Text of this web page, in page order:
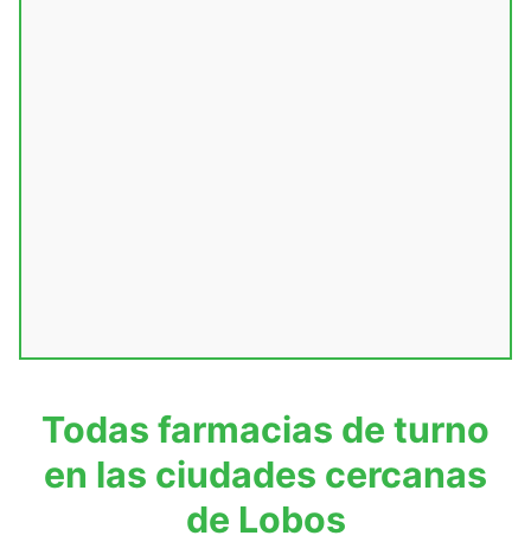
Todas farmacias de turno
en las ciudades cercanas
de Lobos